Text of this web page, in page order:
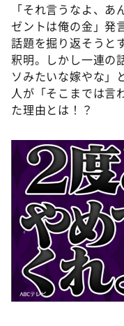
新婚さんいらっし
ポツンと一軒家
ザキ山小屋本館
ぺこぱのまるスポ
アナ回覧板
「それ言うなよ、
ゼントは俺の金」発
話題を掘り返そうと
釈明。しかし一連の
ソみたいな嫁やな
人が「そこまでは言
た理由とは！？